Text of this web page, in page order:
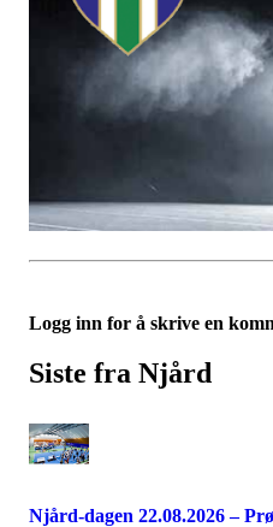
Logg inn for å skrive en
Siste fra Njård
Njård-dagen 22.08.2026 –